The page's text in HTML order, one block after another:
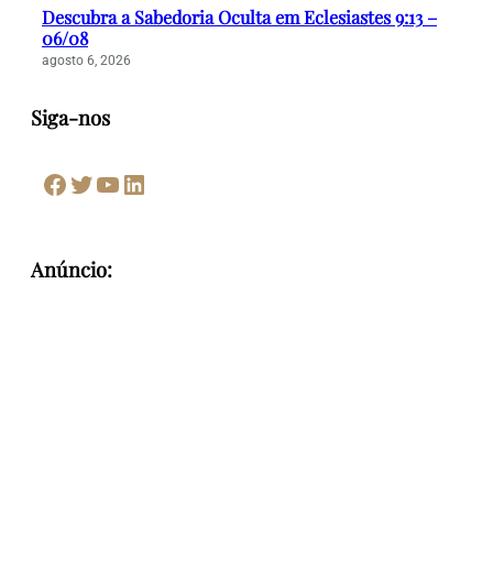
Descubra a Sabedoria Oculta em Eclesiastes 9:13 –
06/08
agosto 6, 2026
Siga-nos
Facebook Twitter Youtube LinkedIn
Anúncio: